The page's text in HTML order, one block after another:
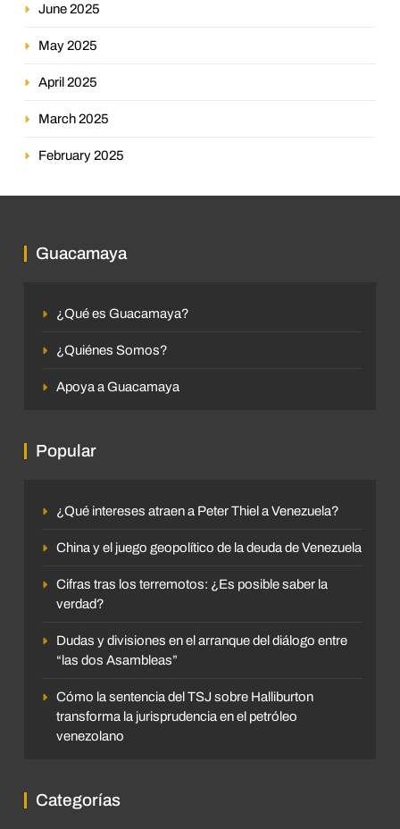
June 2025
May 2025
April 2025
March 2025
February 2025
Guacamaya
¿Qué es Guacamaya?
¿Quiénes Somos?
Apoya a Guacamaya
Popular
¿Qué intereses atraen a Peter Thiel a Venezuela?
China y el juego geopolítico de la deuda de Venezuela
Cifras tras los terremotos: ¿Es posible saber la
verdad?
Dudas y divisiones en el arranque del diálogo entre
“las dos Asambleas”
Cómo la sentencia del TSJ sobre Halliburton
transforma la jurisprudencia en el petróleo
venezolano
Categorías